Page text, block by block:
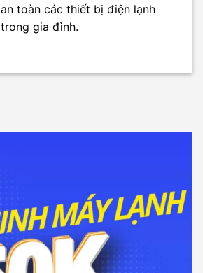
an toàn các thiết bị điện lạnh
trong gia đình.